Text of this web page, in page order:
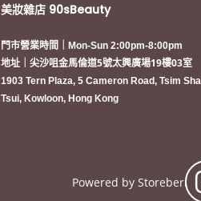
美妝雜店 90sBeauty
門市營業時間｜Mon-Sun 2:00pm-8:00pm
地址｜尖沙咀金馬倫道5號太興廣場19樓03室
1903 Tern Plaza, 5 Cameron Road, Tsim Sha
Tsui, Kowloon, Hong Kong
Powered by Storeberry